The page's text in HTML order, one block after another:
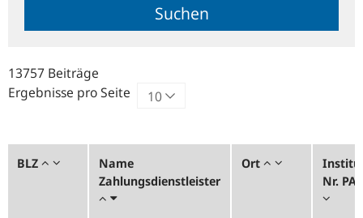
Suchen
13757 Beiträge
Ergebnisse pro Seite
BLZ
Name
Zahlungsdienstleister
Ort
Nr.